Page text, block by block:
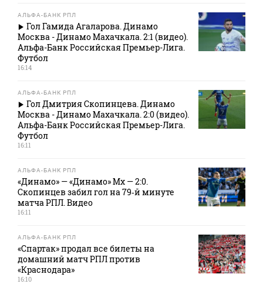
АЛЬФА-БАНК РПЛ
Гол Гамида Агаларова. Динамо
Москва - Динамо Махачкала. 2:1 (видео).
Альфа-Банк Российская Премьер-Лига.
Футбол
16:14
АЛЬФА-БАНК РПЛ
Гол Дмитрия Скопинцева. Динамо
Москва - Динамо Махачкала. 2:0 (видео).
Альфа-Банк Российская Премьер-Лига.
Футбол
16:11
АЛЬФА-БАНК РПЛ
«Динамо» — «Динамо» Мх — 2:0.
Скопинцев забил гол на 79‑й минуте
матча РПЛ. Видео
16:11
АЛЬФА-БАНК РПЛ
«Спартак» продал все билеты на
домашний матч РПЛ против
«Краснодара»
16:10